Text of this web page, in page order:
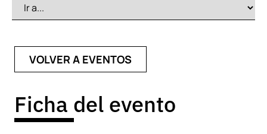
VOLVER A EVENTOS
Ficha del evento